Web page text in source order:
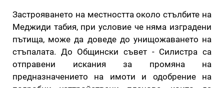
Застрояването на местността около стълбите на
Меджиди табия, при условие че няма изградени
пътища, може да доведе до унищожаването на
стъпалата. До Общински съвет - Силистра са
отправени искания за промяна на
предназначението на имоти и одобрение на